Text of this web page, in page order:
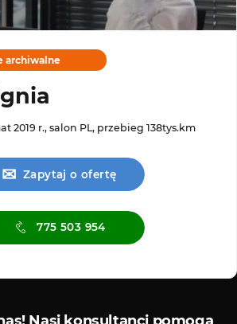
archiwalne
2019 r., salon PL, przebieg 138tys.km
✉ Zapytaj o ofertę
775 503 954